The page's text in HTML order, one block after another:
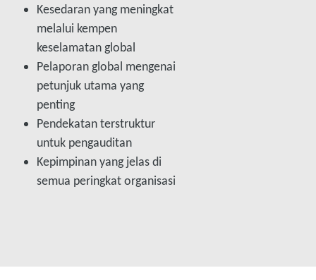
Kesedaran yang meningkat
melalui kempen
keselamatan global
Pelaporan global mengenai
petunjuk utama yang
penting
Pendekatan terstruktur
untuk pengauditan
Kepimpinan yang jelas di
semua peringkat organisasi